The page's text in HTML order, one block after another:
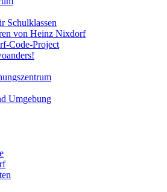
Schulklassen
von Heinz Nixdorf
Code-Project
Umgebung